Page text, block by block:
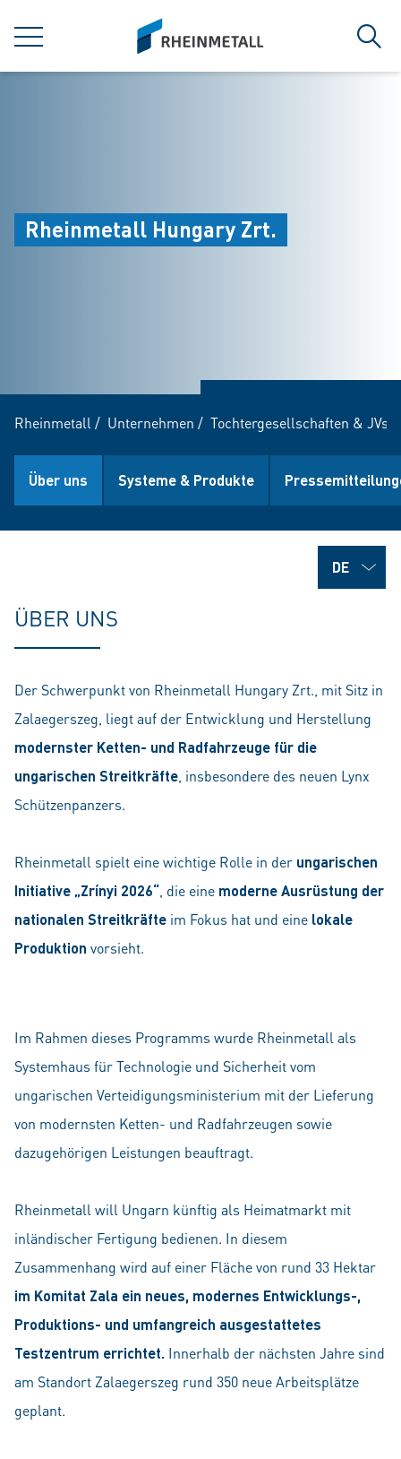
MENÜ
siteLogo
Rheinmetall Hungary Zrt.
Rheinmetall / Unternehmen / Tochtergesellschaften & JVs
Über uns Systeme & Produkte
ÜBER UNS
Der Schwerpunkt von Rheinmetall Hungary Zrt., mit Sitz in
Zalaegerszeg, liegt auf der Entwicklung und Herstellung
modernster Ketten- und Radfahrzeuge für die
ungarischen Streitkräfte , insbesondere des neuen Lynx
Schützenpanzers.
Rheinmetall spielt eine wichtige Rolle in der ungarischen
Initiative „Zrínyi 2026“ , die eine moderne Ausrüstung der
nationalen Streitkräfte im Fokus hat und eine lokale
Produktion vorsieht.
Im Rahmen dieses Programms wurde Rheinmetall als
Systemhaus für Technologie und Sicherheit vom
ungarischen Verteidigungsministerium mit der Lieferung
von modernsten Ketten- und Radfahrzeugen sowie
dazugehörigen Leistungen beauftragt.
Rheinmetall will Ungarn künftig als Heimatmarkt mit
inländischer Fertigung bedienen. In diesem
Zusammenhang wird auf einer Fläche von rund 33 Hektar
im Komitat Zala ein neues, modernes Entwicklungs-,
Produktions- und umfangreich ausgestattetes
Testzentrum errichtet. Innerhalb der nächsten Jahre sind
am Standort Zalaegerszeg rund 350 neue Arbeitsplätze
geplant.